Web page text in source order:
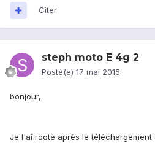
Citer
steph moto E 4g 2
Posté(e) 17 mai 2015
bonjour,
Je l'ai rooté après le